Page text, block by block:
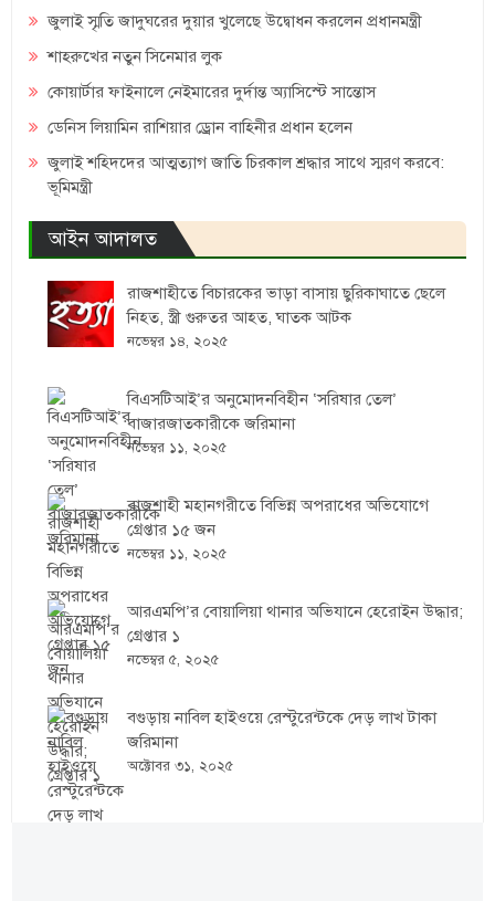
জুলাই স্মৃতি জাদুঘরের দুয়ার খুলেছে উদ্বোধন করলেন প্রধানমন্ত্রী
শাহরুখের নতুন সিনেমার লুক
কোয়ার্টার ফাইনালে নেইমারের দুর্দান্ত অ্যাসিস্টে সান্তোস
ডেনিস লিয়ামিন রাশিয়ার ড্রোন বাহিনীর প্রধান হলেন
জুলাই শহিদদের আত্মত্যাগ জাতি চিরকাল শ্রদ্ধার সাথে স্মরণ করবে:
ভূমিমন্ত্রী
আইন আদালত
রাজশাহীতে বিচারকের ভাড়া বাসায় ছুরিকাঘাতে ছেলে
নিহত, স্ত্রী গুরুতর আহত, ঘাতক আটক
নভেম্বর ১৪, ২০২৫
বিএসটিআই’র অনুমোদনবিহীন ‘সরিষার তেল’
বাজারজাতকারীকে জরিমানা
নভেম্বর ১১, ২০২৫
রাজশাহী মহানগরীতে বিভিন্ন অপরাধের অভিযোগে
গ্রেপ্তার ১৫ জন
নভেম্বর ১১, ২০২৫
আরএমপি’র বোয়ালিয়া থানার অভিযানে হেরোইন উদ্ধার;
গ্রেপ্তার ১
নভেম্বর ৫, ২০২৫
বগুড়ায় নাবিল হাইওয়ে রেস্টুরেন্টকে দেড় লাখ টাকা
জরিমানা
অক্টোবর ৩১, ২০২৫